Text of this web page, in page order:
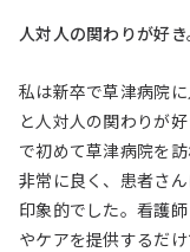
人対人の関わりが好き
私は新卒で草津病院
と人対人の関わりが
で初めて草津病院を
非常に良く、患者さ
印象的でした。看護
やケアを提供するだ